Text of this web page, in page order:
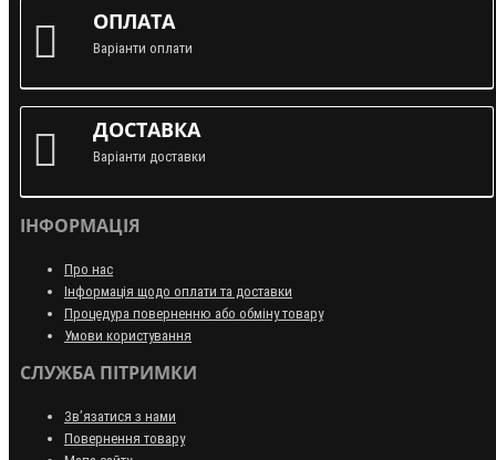
ОПЛАТА
Варіанти оплати
ДОСТАВКА
Варіанти доставки
ІНФОРМАЦІЯ
Про нас
Інформація щодо оплати та доставки
Процедура поверненню або обміну товару
Умови користування
СЛУЖБА ПІТРИМКИ
Зв’язатися з нами
Повернення товару